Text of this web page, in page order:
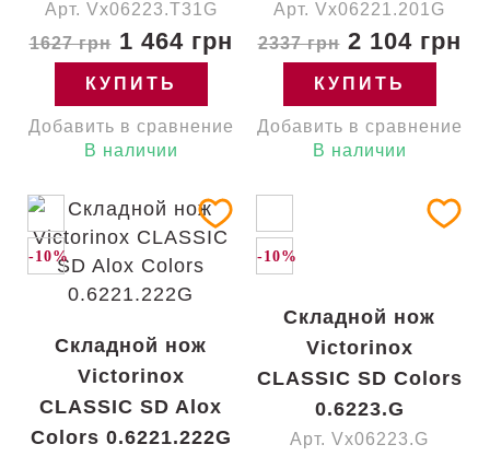
Арт. Vx06223.T31G
1627 грн1 464 грн
КУПИТЬ
Добавить в сравнение
В наличии
Арт. Vx06221.201G
2337 грн2 104 грн
КУПИТЬ
Добавить в сравнение
В наличии
-10%
Складной нож
Victorinox
CLASSIC SD Alox
Colors 0.6221.222G
-10%
Складной нож
Victorinox
CLASSIC SD Colors
0.6223.G
Арт. Vx06223.G